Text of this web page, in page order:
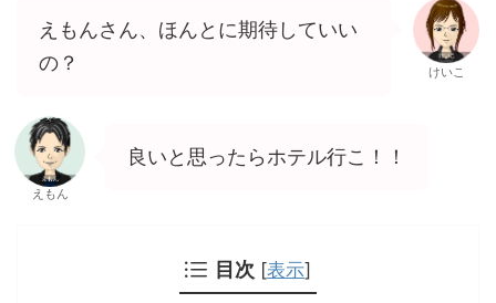
えもんさん、ほんとに期待していい
の？
けいこ
えもん
良いと思ったらホテル行こ！！
目次 [表示]